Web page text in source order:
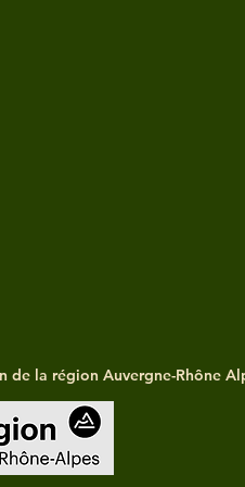
de la région Auvergne-Rhône